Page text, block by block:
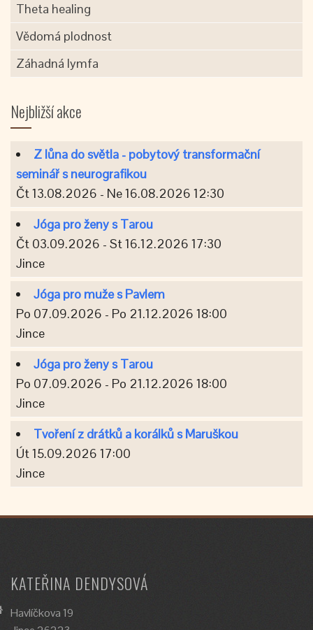
Theta healing
Vědomá plodnost
Záhadná lymfa
Nejbližší akce
Z lůna do světla - pobytový transformační
seminář s neurografikou
Čt 13.08.2026 - Ne 16.08.2026 12:30
Jóga pro ženy s Tarou
Čt 03.09.2026 - St 16.12.2026 17:30
Jince
Jóga pro muže s Pavlem
Po 07.09.2026 - Po 21.12.2026 18:00
Jince
Jóga pro ženy s Tarou
Po 07.09.2026 - Po 21.12.2026 18:00
Jince
Tvoření z drátků a korálků s Maruškou
Út 15.09.2026 17:00
Jince
KATEŘINA DENDYSOVÁ
Havlíčkova 19